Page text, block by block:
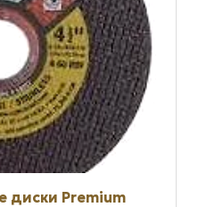
диски Premium